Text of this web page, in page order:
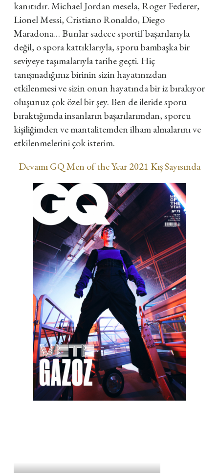
kanıtıdır. Michael Jordan mesela, Roger Federer,
Lionel Messi, Cristiano Ronaldo, Diego
Maradona… Bunlar sadece sportif başarılarıyla
değil, o spora kattıklarıyla, sporu bambaşka bir
seviyeye taşımalarıyla tarihe geçti. Hiç
tanışmadığınız birinin sizin hayatınızdan
etkilenmesi ve sizin onun hayatında bir iz bırakıyor
oluşunuz çok özel bir şey. Ben de ileride sporu
bıraktığımda insanların başarılarımdan, sporcu
kişiliğimden ve mantalitemden ilham almalarını ve
etkilenmelerini çok isterim.
Devamı GQ Men of the Year 2021 Kış Sayısında